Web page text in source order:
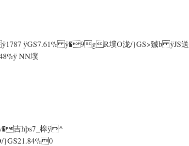
ÿGS7.61% ÿ�9gR墣O泷/}GS>臹b ÿJS送
ÿ NN墣
吉hþs7_槔 ÿ^
}GS21.84%0